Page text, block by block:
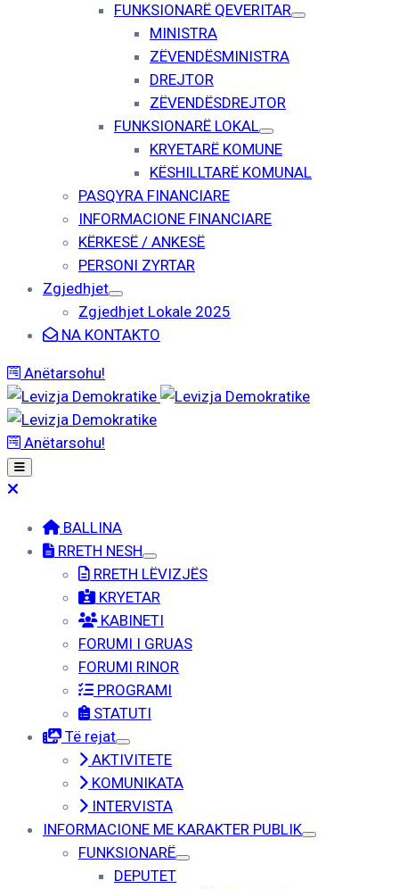
FUNKSIONARË QEVERITAR
MINISTRA
ZËVENDËSMINISTRA
DREJTOR
ZËVENDËSDREJTOR
FUNKSIONARË LOKAL
KRYETARË KOMUNE
KËSHILLTARË KOMUNAL
PASQYRA FINANCIARE
INFORMACIONE FINANCIARE
KËRKESË / ANKESË
PERSONI ZYRTAR
Zgjedhjet
Zgjedhjet Lokale 2025
NA KONTAKTO
Anëtarsohu!
Anëtarsohu!
BALLINA
RRETH NESH
RRETH LËVIZJËS
KRYETAR
KABINETI
FORUMI I GRUAS
FORUMI RINOR
PROGRAMI
STATUTI
Të rejat
AKTIVITETE
KOMUNIKATA
INTERVISTA
INFORMACIONE ME KARAKTER PUBLIK
FUNKSIONARË
DEPUTET